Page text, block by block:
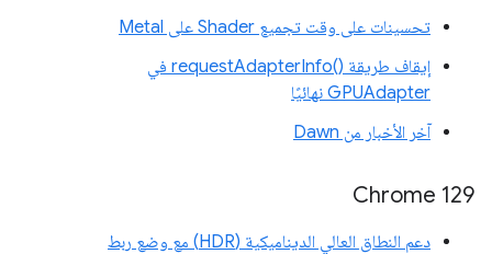
تحسينات على وقت تجميع Shader على Metal
إيقاف طريقة requestAdapterInfo()‎ في
GPUAdapter نهائيًا
آخر الأخبار من Dawn
Chrome 129
دعم النطاق العالي الديناميكية (HDR) مع وضع ربط